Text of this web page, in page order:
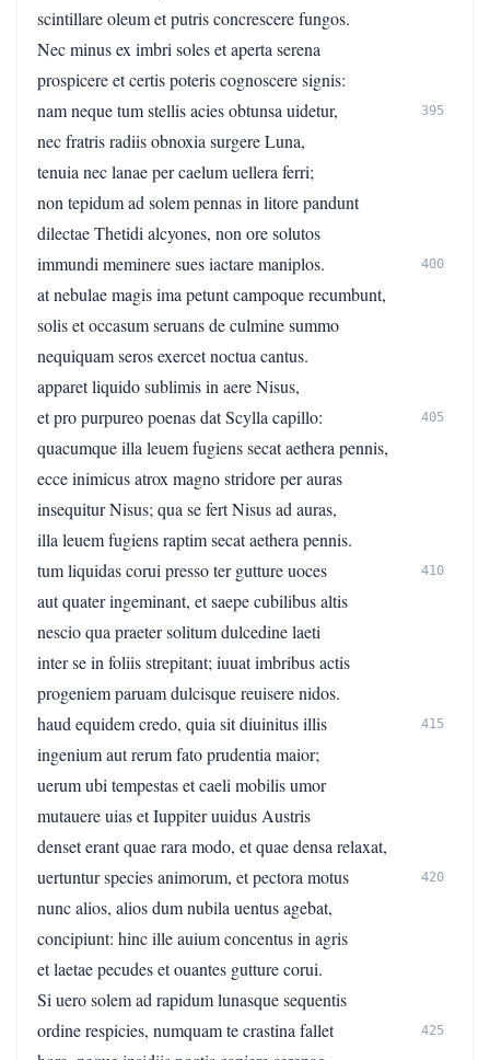
scintillare oleum et putris concrescere fungos.
Nec minus ex imbri soles et aperta serena
prospicere et certis poteris cognoscere signis:
nam neque tum stellis acies obtunsa uidetur,
395
nec fratris radiis obnoxia surgere Luna,
tenuia nec lanae per caelum uellera ferri;
non tepidum ad solem pennas in litore pandunt
dilectae Thetidi alcyones, non ore solutos
immundi meminere sues iactare maniplos.
400
at nebulae magis ima petunt campoque recumbunt,
solis et occasum seruans de culmine summo
nequiquam seros exercet noctua cantus.
apparet liquido sublimis in aere Nisus,
et pro purpureo poenas dat Scylla capillo:
405
quacumque illa leuem fugiens secat aethera pennis,
ecce inimicus atrox magno stridore per auras
insequitur Nisus; qua se fert Nisus ad auras,
illa leuem fugiens raptim secat aethera pennis.
tum liquidas corui presso ter gutture uoces
410
aut quater ingeminant, et saepe cubilibus altis
nescio qua praeter solitum dulcedine laeti
inter se in foliis strepitant; iuuat imbribus actis
progeniem paruam dulcisque reuisere nidos.
haud equidem credo, quia sit diuinitus illis
415
ingenium aut rerum fato prudentia maior;
uerum ubi tempestas et caeli mobilis umor
mutauere uias et Iuppiter uuidus Austris
denset erant quae rara modo, et quae densa relaxat,
uertuntur species animorum, et pectora motus
420
nunc alios, alios dum nubila uentus agebat,
concipiunt: hinc ille auium concentus in agris
et laetae pecudes et ouantes gutture corui.
Si uero solem ad rapidum lunasque sequentis
ordine respicies, numquam te crastina fallet
425